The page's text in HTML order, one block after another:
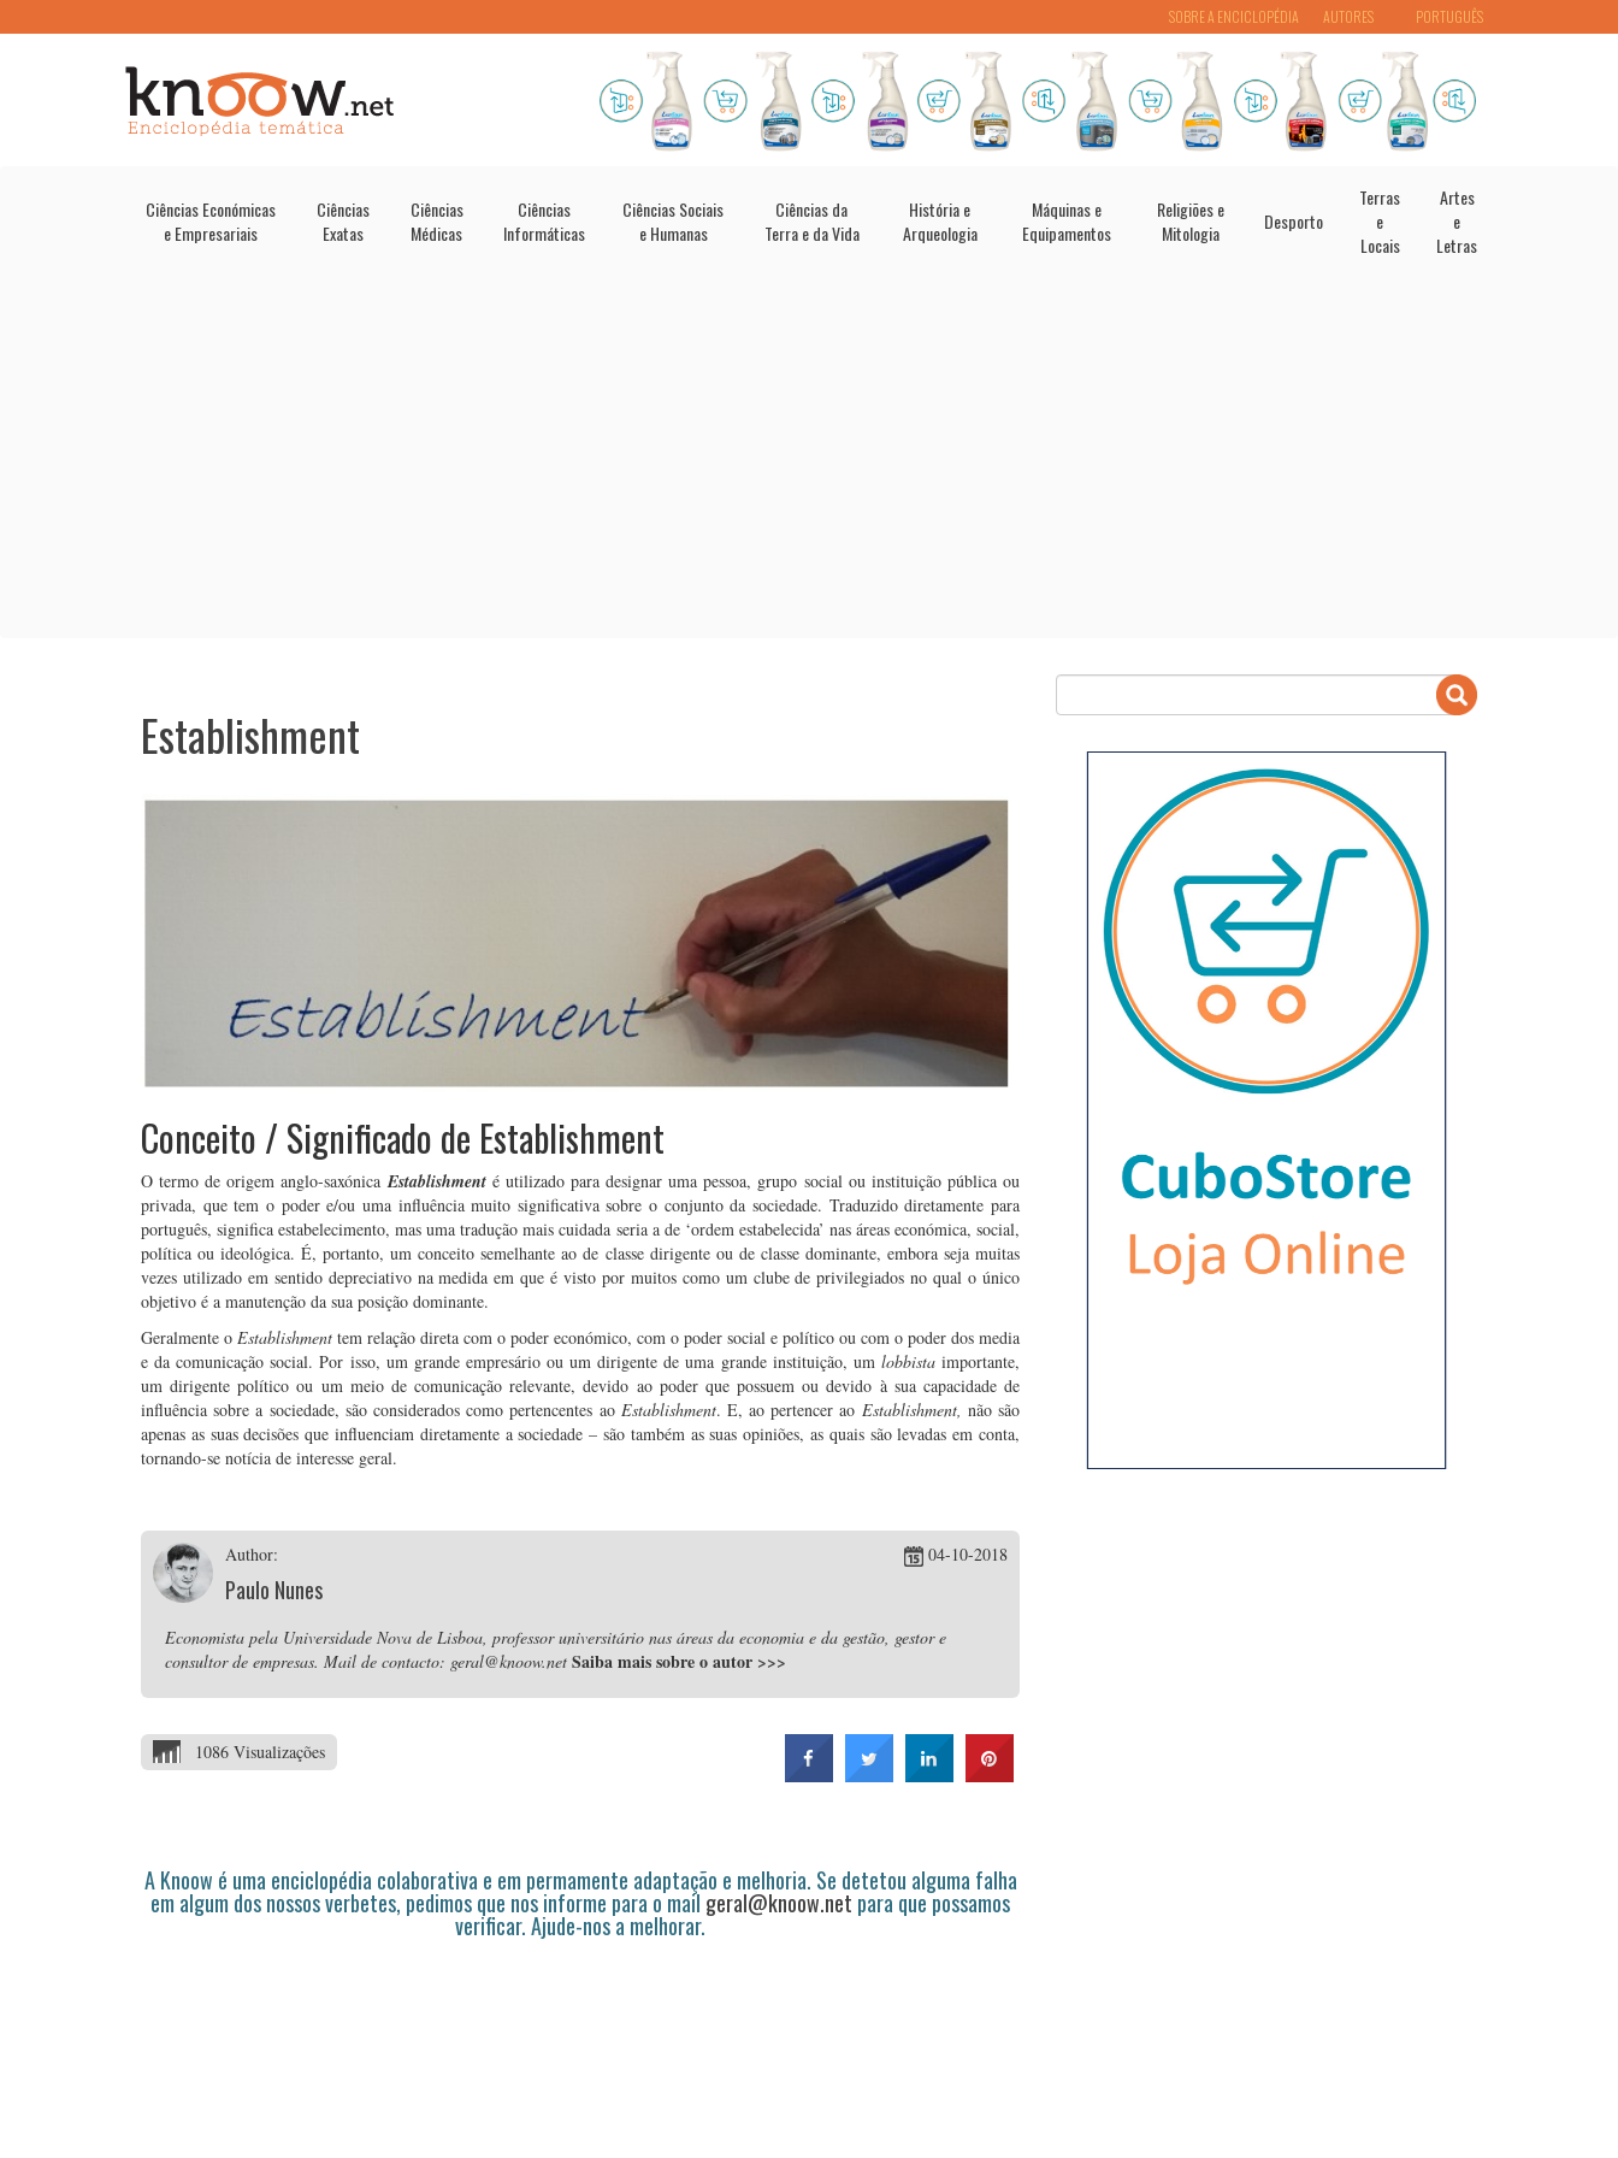
PORTUGUÊS
SOBRE A ENCICLOPÉDIA AUTORES
Ciências Económicas
e Empresariais
Ciências
Exatas
Ciências
Médicas
Ciências
Informáticas
Ciências Sociais
e Humanas
Ciências da
Terra e da Vida
História e
Arqueologia
Máquinas e
Equipamentos
Religiões e
Mitologia
Desporto
Terras
e
Locais
Artes
e
Letras
Establishment
Conceito / Significado de Establishment
O termo de origem anglo-saxónicaEstablishmenté utilizado para designar uma pessoa, grupo social ou instituição pública ou
privada, que tem o poder e/ou uma influência muito significativa sobre o conjunto da sociedade. Traduzido diretamente para
português, significa estabelecimento, mas uma tradução mais cuidada seria a de ‘ordem estabelecida’ nas áreas económica, social,
política ou ideológica. É, portanto, um conceito semelhante ao de classe dirigente ou de classe dominante, embora seja muitas
vezes utilizado em sentido depreciativo na medida em que é visto por muitos como um clube de privilegiados no qual o único
objetivo é a manutenção da sua posição dominante.
Geralmente o Establishment tem relação direta com o poder económico, com o poder social e político ou com o poder dos media
e da comunicação social. Por isso, um grande empresário ou um dirigente de uma grande instituição, um lobbistaimportante,
um dirigente político ou um meio de comunicação relevante, devido ao poder que possuem ou devido à sua capacidade de
influência sobre a sociedade, são considerados como pertencentes ao Establishment. E, ao pertencer ao Establishment, não são
apenas as suas decisões que influenciam diretamente a sociedade – são também as suas opiniões, as quais são levadas em conta,
tornando-se notícia de interesse geral.
Author:
Paulo Nunes
04-10-2018
Economista pela Universidade Nova de Lisboa, professor universitário nas áreas da economia e da gestão, gestor e
consultor de empresas. Mail de contacto: geral@knoow.net Saiba mais sobre o autor >>>
1086 Visualizações
A Knoow é uma enciclopédia colaborativa e em permamente adaptação e melhoria. Se detetou alguma falha
em algum dos nossos verbetes, pedimos que nos informe para o mail geral@knoow.net para que possamos
verificar. Ajude-nos a melhorar.